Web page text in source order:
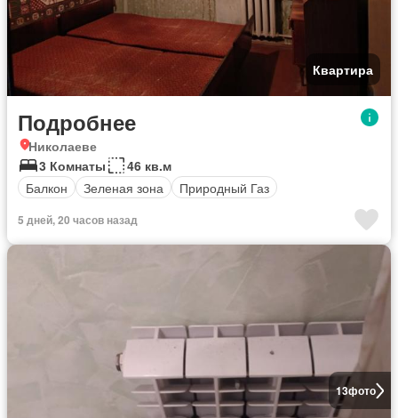
Квартира
Подробнее
Николаеве
3 Комнаты
46 кв.м
Балкон
Зеленая зона Природный Газ
5 дней, 20 часов назад
13фото